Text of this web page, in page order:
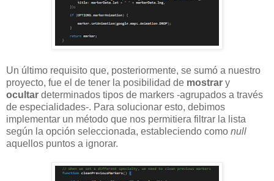
Un último requisito que, posteriormente, se sumó a nuestro
proyecto, fue el de tener la posibilidad de mostrar y
ocultar determinados tipos de markers -agrupados a través
de especialidades-. Para solucionar esto, debimos
implementar un método que nos permitiera filtrar la lista
según la opción seleccionada, estableciendo como null
aquellos puntos a ignorar.